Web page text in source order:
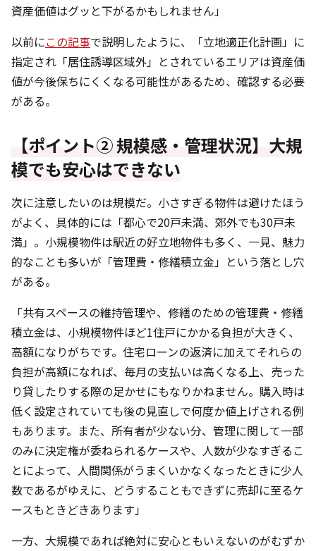
資産価値はグッと下がるかもしれません」
以前にこの記事で説明したように、「立地適正化計画」に
指定され「居住誘導区域外」とされているエリアは資産価
値が今後保ちにくくなる可能性があるため、確認する必要
がある。
【ポイント② 規模感・管理状況】大規
模でも安心はできない
次に注意したいのは規模だ。小さすぎる物件は避けたほう
がよく、具体的には「都心で20戸未満、郊外でも30戸未
満」。小規模物件は駅近の好立地物件も多く、一見、魅力
的なことも多いが「管理費・修繕積立金」という落とし穴
がある。
「共有スペースの維持管理や、修繕のための管理費・修繕
積立金は、小規模物件ほど1住戸にかかる負担が大きく、
高額になりがちです。住宅ローンの返済に加えてそれらの
負担が高額になれば、毎月の支払いは高くなる上、売った
り貸したりする際の足かせにもなりかねません。購入時は
低く設定されていても後の見直しで何度か値上げされる例
もあります。また、所有者が少ない分、管理に関して一部
のみに決定権が委ねられるケースや、人数が少なすぎるこ
とによって、人間関係がうまくいかなくなったときに少人
数であるがゆえに、どうすることもできずに売却に至るケ
ースもときどきあります」
一方、大規模であれば絶対に安心ともいえないのがむずか